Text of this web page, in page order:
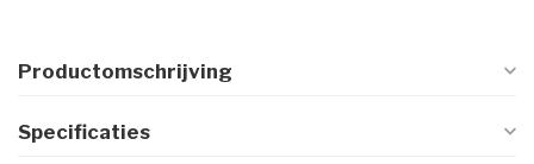
Productomschrijving
Specificaties